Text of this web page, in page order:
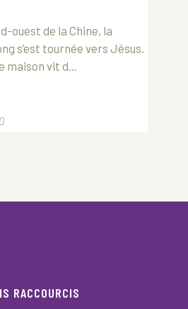
ouest de la Chine, la
s’est tournée vers Jésus.
maison vit d...
RACCOURCIS